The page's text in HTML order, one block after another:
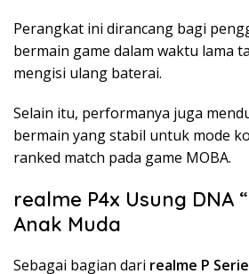
Perangkat ini dirancang bagi
bermain game dalam waktu lama
mengisi ulang baterai.
Selain itu, performanya juga
bermain yang stabil untuk mode
ranked match pada game MOBA.
realme P4x Usung DNA
Anak Muda
Sebagai bagian dari realme P